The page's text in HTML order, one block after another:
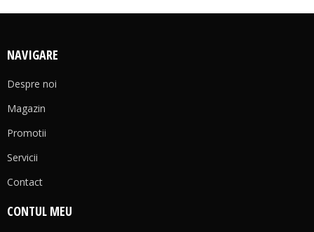
NAVIGARE
Despre noi
Magazin
Promotii
Servicii
Contact
CONTUL MEU